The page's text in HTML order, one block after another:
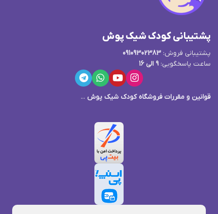
پشتیبانی کودک شیک پوش
پشتیبانی فروش: 09109302383
ساعت پاسخگویی: 9 الی 16
قوانین و مقررات فروشگاه کودک شیک پوش ...